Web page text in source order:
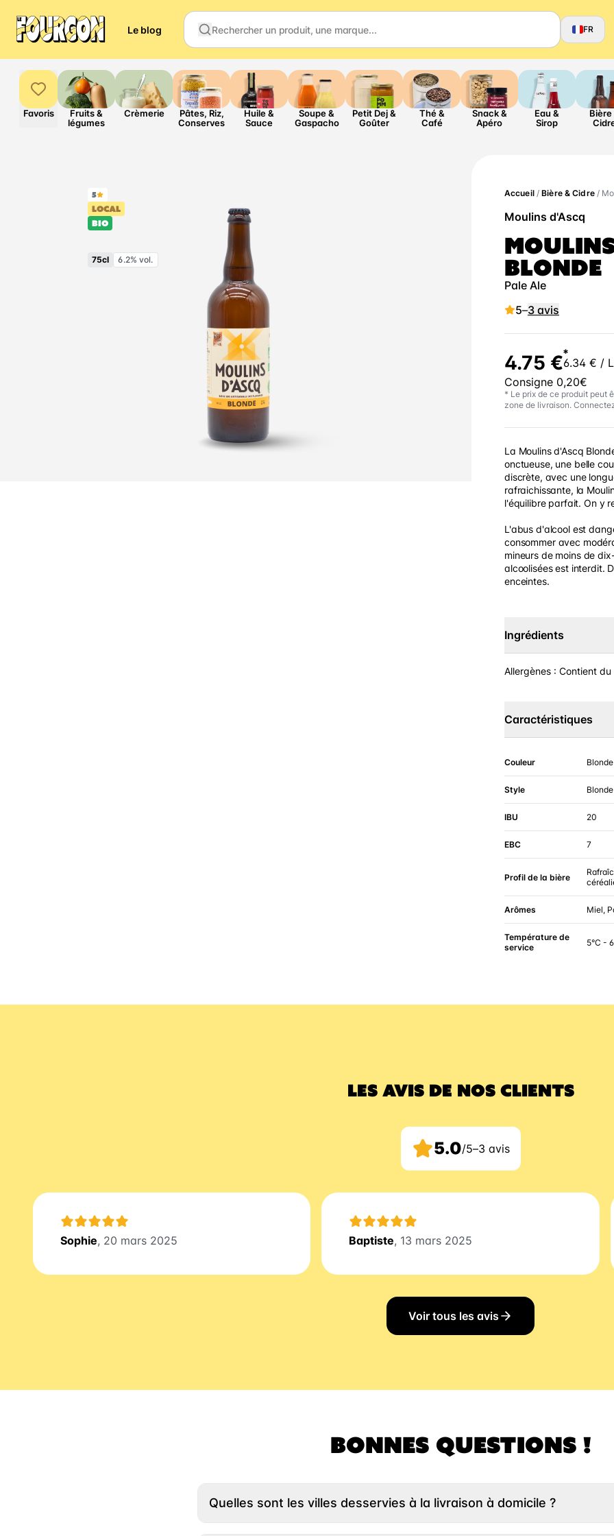
Le blog FR
Favoris
Fruits &
légumes
Crèmerie
Pâtes, Riz,
Conserves
Huile &
Sauce
Soupe &
Gaspacho
Petit Dej &
Goûter
Thé &
Café
Snack &
Apéro
Eau &
Sirop
Bière
5
LOCAL
BIO
75cl 6.2% vol.
Accueil/Bière & Cidre/
Moulins d'Ascq
BLONDE
Pale Ale
5–3 avis
4.75 €*
6.34 € / L
Consigne 0,20€
* Le prix de ce produit peut
zone de livraison.
La Moulins d'Ascq
onctueuse, une belle
discrète, avec une
rafraichissante, la
l'équilibre parfait. On y
L'abus d'alcool est
consommer avec
mineurs de moins de
alcoolisées est interdit.
enceintes.
Ingrédients
Allergènes : Contient du
Caractéristiques
Couleur Blonde
Style Blonde
IBU 20
EBC 7
Profil de la bière
Arômes Miel,
Température de
service
5°C -
LES AVIS DE NOS CLIENTS
5.0/5–3 avis
Sophie, 20 mars 2025 Baptiste, 13 mars 2025
Voir tous les avis
BONNES QUESTIONS !
Quelles sont les villes desservies à la livraison à domicile ?